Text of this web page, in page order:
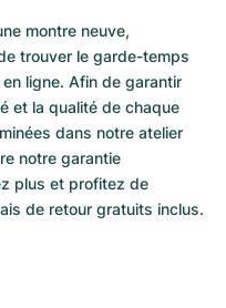
montre neuve,
trouver le garde-temps
ligne. Afin de garantir
et la qualité de chaque
dans notre atelier
notre garantie
plus et profitez de
de retour gratuits inclus.